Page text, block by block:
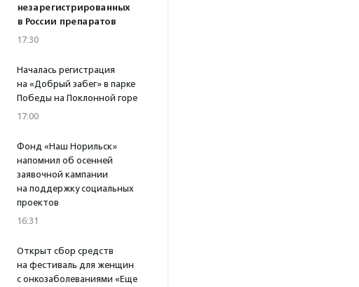
незарегистрированных
в России препаратов
17:30
Началась регистрация
на «Добрый забег» в парке
Победы на Поклонной горе
17:00
Фонд «Наш Норильск»
напомнил об осенней
заявочной кампании
на поддержку социальных
проектов
16:31
Открыт сбор средств
на фестиваль для женщин
с онкозаболеваниями «Еще